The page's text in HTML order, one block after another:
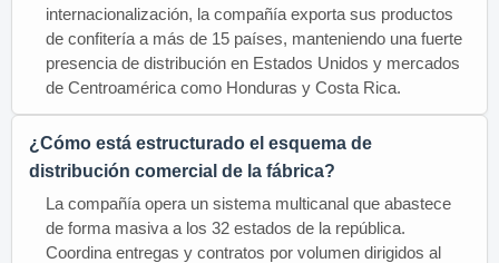
internacionalización, la compañía exporta sus productos
de confitería a más de 15 países, manteniendo una fuerte
presencia de distribución en Estados Unidos y mercados
de Centroamérica como Honduras y Costa Rica.
¿Cómo está estructurado el esquema de
distribución comercial de la fábrica?
La compañía opera un sistema multicanal que abastece
de forma masiva a los 32 estados de la república.
Coordina entregas y contratos por volumen dirigidos al